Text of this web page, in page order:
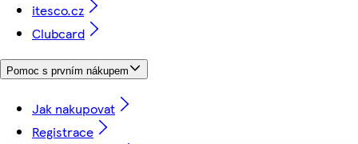
itesco.cz
Clubcard
Pomoc s prvním nákupem
Jak nakupovat
Registrace